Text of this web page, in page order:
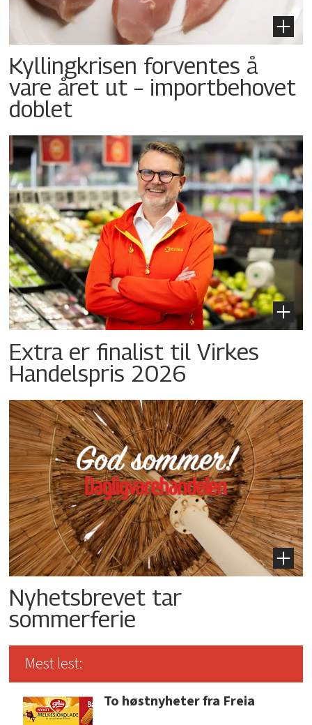
Kyllingkrisen forventes å
vare året ut – importbehovet
doblet
Extra er finalist til Virkes
Handelspris 2026
Nyhetsbrevet tar
sommerferie
Mest lest:
To høstnyheter fra Freia